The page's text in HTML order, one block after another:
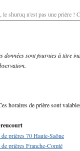
shuruq n'est pas une prière !
données sont fournies à titre
horaires de prière sont
prières 70 Haute-Saône
prières Franche-Comté